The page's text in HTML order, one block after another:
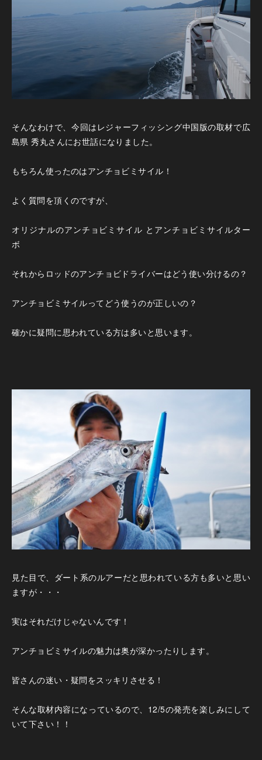
そんなわけで、今回はレジャーフィッシング中国版の取材で広
島県 秀丸さんにお世話になりました。
もちろん使ったのはアンチョビミサイル！
よく質問を頂くのですが、
オリジナルのアンチョビミサイル とアンチョビミサイルター
ボ
それからロッドのアンチョビドライバーはどう使い分けるの？
アンチョビミサイルってどう使うのが正しいの？
確かに疑問に思われている方は多いと思います。
見た目で、ダート系のルアーだと思われている方も多いと思い
ますが・・・
実はそれだけじゃないんです！
アンチョビミサイルの魅力は奥が深かったりします。
皆さんの迷い・疑問をスッキリさせる！
そんな取材内容になっているので、12/5の発売を楽しみにして
いて下さい！！